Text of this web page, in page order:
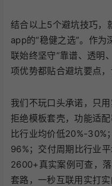
结合以上5个避坑技巧，
app的“稳健之选”。作
联始终坚守“靠谱、透明
项优势都贴合避坑要点
我们不玩口头承诺，只
拒绝模板套壳，功能适
比行业均价低20%-30%
96%；交付周期比行业
2600+真实案例可查，
套路，一秒互联用实打